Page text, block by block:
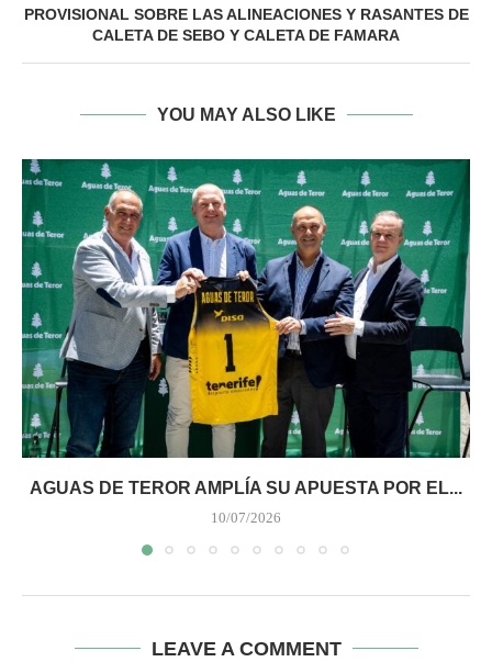
PROVISIONAL SOBRE LAS ALINEACIONES Y RASANTES DE
CALETA DE SEBO Y CALETA DE FAMARA
YOU MAY ALSO LIKE
AGUAS DE TEROR AMPLÍA SU APUESTA POR EL...
10/07/2026
LEAVE A COMMENT